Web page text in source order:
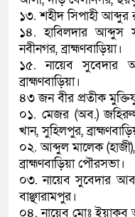
১৩. শহীদ সিপাহী আব্দুর
১৪. হাবিলদার আব্দুস
নবীনগর, ব্রাহ্মণবাড়িয়া।
১৫. নায়েব সুবেদার
ব্রাহ্মণবাড়িয়া।
৪৩ জন বীর প্রতীক
০১. মেজর (অব.)
খান, সুহিলপুর,
০২. আব্দুল মালেক
ব্রাহ্মণবাড়িয়া পৌরসভা।
০৩. নায়েব সুবেদার
বাঞ্ছারামপুর।
০৪. নায়েব মোঃ ইয়াকুব